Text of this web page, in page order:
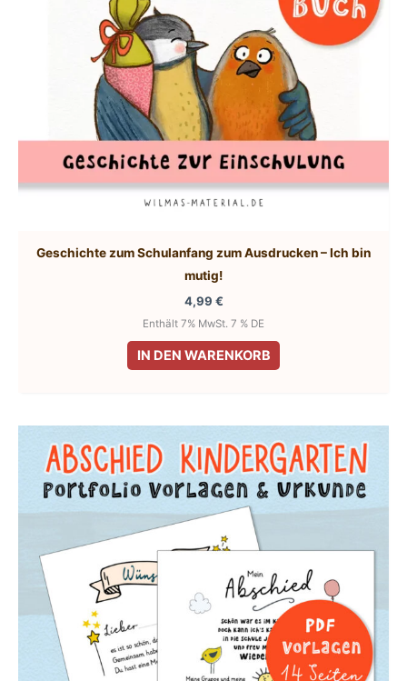
Geschichte zum Schulanfang zum Ausdrucken – Ich bin
mutig!
4,99 €
Enthält 7% MwSt. 7 % DE
IN DEN WARENKORB